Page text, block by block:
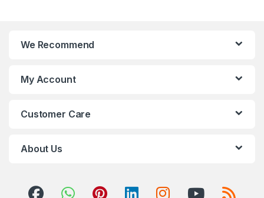
We Recommend
My Account
Customer Care
About Us